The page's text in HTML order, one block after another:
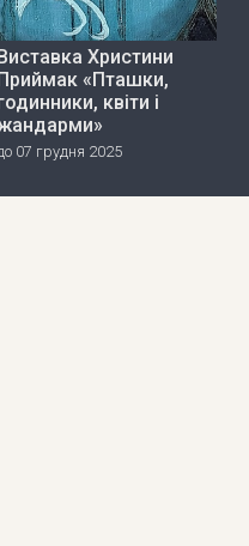
Виставка Христини
Приймак «Пташки,
квіти і
07 грудня 2025